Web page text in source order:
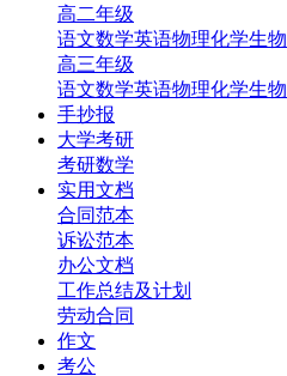
高二年级
‌语文‌数学英语‌物理‌化学‌生物
高三年级
‌语文‌数学英语‌物理‌化学‌生物
手抄报
大学考研
考研数学
实用文档
合同范本
诉讼范本
办公文档
工作总结及计划
劳动合同
作文
考公